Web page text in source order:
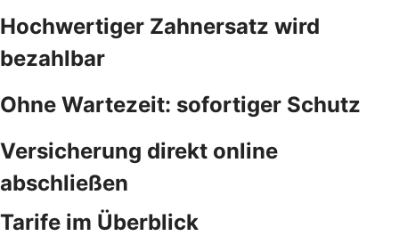
Hochwertiger Zahnersatz wird
bezahlbar
Ohne Wartezeit: sofortiger Schutz
Versicherung direkt online
abschließen
Tarife im Überblick